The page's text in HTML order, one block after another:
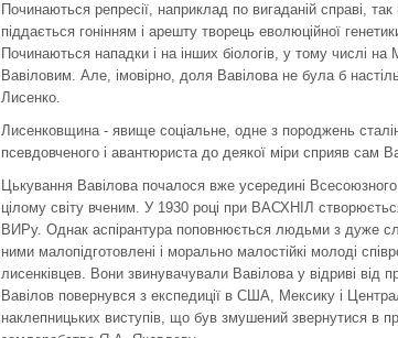
Починаються репресії, наприклад по вигаданій справі,
піддається гонінням і арешту творець еволюційної
Починаються нападки і на інших біологів, у тому числі
Вавіловим. Але, імовірно, доля Вавілова не була б
Лисенко.
Лисенковщина - явище соціальне, одне з породжень
псевдовченого і авантюриста до деякої міри сприяв сам
Цькування Вавілова почалося вже усередині
цілому світу вченим. У 1930 році при ВАСХНІЛ
ВИРу. Однак аспірантура поповнюється людьми з дуже
ними малопідготовлені і морально малостійкі молоді
лисенківцев. Вони звинувачували Вавілова у відриві від
Вавілов повернувся з експедиції в США, Мексику і
наклепницьких виступів, що був змушений звернутися в